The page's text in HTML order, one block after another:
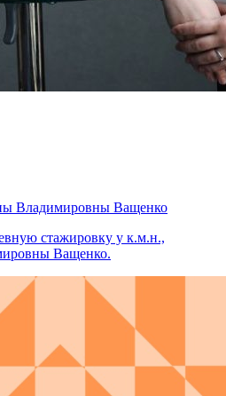
Владимировны Ващенко
стажировку у к.м.н.,
Ващенко.